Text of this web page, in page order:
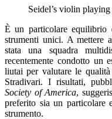
Seidel’s violin
È un particolare
strumenti unici. A mettere
stata una squadra
recentemente condotto un
liutai per valutare le
Stradivari. I risultati,
Society of America,
preferito sia un particolare
strumento.